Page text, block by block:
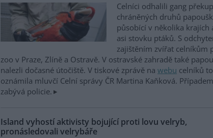
Celníci odhalili gang
chráněných druhů
působící v několika krajích
asi stovku ptáků. S
zajištěním zvířat celníkům
zoo v Praze, Zlíně a Ostravě. V ostravské zahradě také
nalezli dočasné útočiště. V tiskové zprávě na webu celníků to
oznámila mluvčí Celní správy ČR Martina Kaňková.
zabývá policie.
Island vyhostí aktivisty bojující proti lovu velryb,
pronásledovali velrybáře